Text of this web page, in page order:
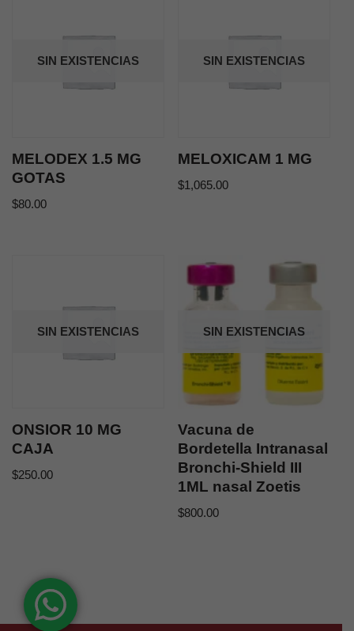
SIN EXISTENCIAS
MELODEX 1.5 MG
GOTAS
$80.00
SIN EXISTENCIAS
MELOXICAM 1 MG
$1,065.00
SIN EXISTENCIAS
ONSIOR 10 MG
CAJA
$250.00
SIN EXISTENCIAS
Vacuna de
Bordetella Intranasal
Bronchi-Shield III
1ML nasal Zoetis
$800.00